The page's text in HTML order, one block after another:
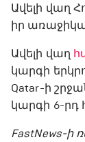
Ավելի վաղ
իր
Ավելի վաղ
կարգի
Qatar-ի
կարգի 6-րդ
FastNews-ի